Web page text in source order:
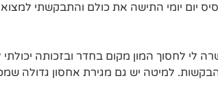
יום יומי התישה את כולם והתבקשתי למצוא
לי לחסוך המון מקום בחדר ובזכותה
למיטה יש גם מגירת אחסון גדולה